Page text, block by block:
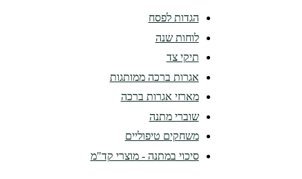
הגדות לפסח
לוחות שנה
תיקי צד
אגרות ברכה ממותגות
מארזי אגרות ברכה
שוברי מתנה
משחקים טיפוליים
סיכוי במתנה - מוצרי קד"מ